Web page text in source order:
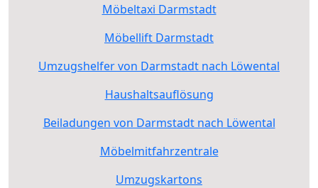
Möbeltaxi Darmstadt
Möbellift Darmstadt
Umzugshelfer von Darmstadt nach Löwental
Haushaltsauflösung
Beiladungen von Darmstadt nach Löwental
Möbelmitfahrzentrale
Umzugskartons